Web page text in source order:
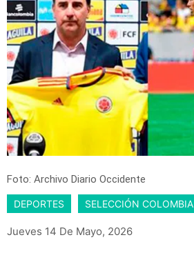
Foto: Archivo Diario Occidente
DEPORTES SELECCIÓN COLOMBIA
Jueves 14 De Mayo, 2026